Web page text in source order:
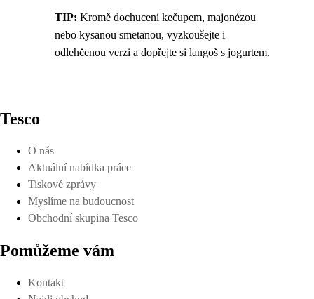
TIP: Kromě dochucení kečupem, majonézou
nebo kysanou smetanou, vyzkoušejte i
odlehčenou verzi a dopřejte si langoš s jogurtem.
Tesco
O nás
Aktuální nabídka práce
Tiskové zprávy
Myslíme na budoucnost
Obchodní skupina Tesco
Pomůžeme vám
Kontakt